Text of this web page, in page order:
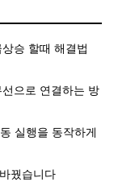
승 할때 해결법
으로 연결하는 방
실행을 동작하게
꿨습니다